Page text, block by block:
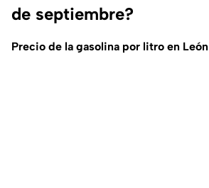
de septiembre?
Precio de la gasolina por litro en León